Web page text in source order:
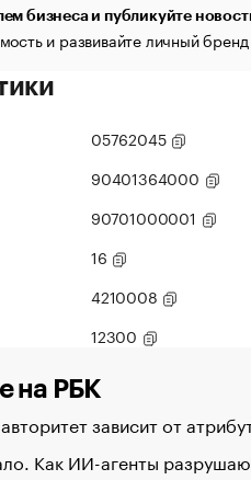
бизнеса и публикуйте
и развивайте личный
05762045
90401364000
90701000001
16
4210008
12300
на РБК
зависит от
Как ИИ-агенты